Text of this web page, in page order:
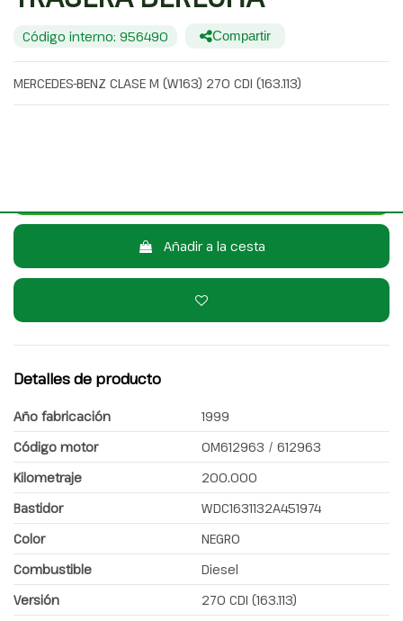
Código interno: 956490 Compartir
MERCEDES-BENZ CLASE M (W163) 270 CDI (163.113)
Añadir a la cesta
Detalles de producto
Año fabricación
1999
Código motor
OM612963 / 612963
Kilometraje
200.000
Bastidor
WDC1631132A451974
Color
NEGRO
Combustible
Diesel
Versión
270 CDI (163.113)